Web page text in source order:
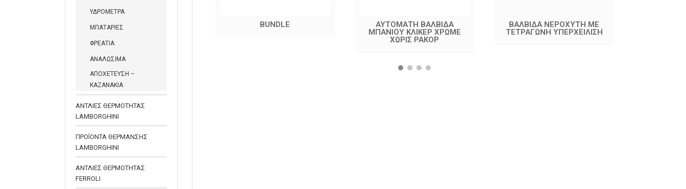
ΑΥΤΟΜΑΤΗ ΒΑΛΒΙΔΑ
ΜΠΑΝΙΟΥ
BUNDLE
ΑΥΤΟΜΑΤΗ ΒΑΛΒΙΔΑ
ΜΠΑΝΙΟΥ ΚΛΙΚΕΡ ΧΡΩΜΕ
ΧΩΡΙΣ ΡΑΚΟΡ
ΒΑΛΒΙΔΑ ΝΕΡΟΧΥΤΗ ΜΕ
ΤΕΤΡΑΓΩΝΗ ΥΠΕΡΧΕΙΛΙΣΗ
ΥΔΡΟΜΕΤΡΑ
ΜΠΑΤΑΡΙΕΣ
ΦΡΕΑΤΙΑ
ΑΝΑΛΩΣΙΜΑ
ΑΠΟΧΕΤΕΥΣΗ –
ΚΑΖΑΝΑΚΙΑ
ΑΝΤΛΙΕΣ ΘΕΡΜΟΤΗΤΑΣ
LAMBORGHINI
ΠΡΟΪΟΝΤΑ ΘΕΡΜΑΝΣΗΣ
LAMBORGHINI
ΑΝΤΛΙΕΣ ΘΕΡΜΟΤΗΤΑΣ
FERROLI